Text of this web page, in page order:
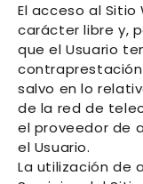
El acceso al
carácter libre y,
que el Usuario
salvo en lo
de la red de
el proveedor de
el Usuario.
La utilización de